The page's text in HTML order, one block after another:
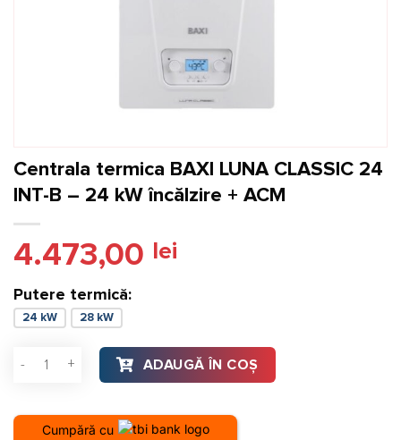
Centrala termica BAXI LUNA CLASSIC 24
INT-B – 24 kW încălzire + ACM
4.473,00 lei
Putere termică:
24 kW 28 kW
Cantitate Centrala termica BAXI LUNA CLASSIC 24 INT-B -
ADAUGĂ ÎN COȘ
Cumpără cu